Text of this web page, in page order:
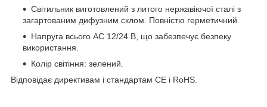
Світильник виготовлений з литого нержавіючої сталі з
загартованим дифузним склом. Повністю герметичний.
Напруга всього АС 12/24 В, що забезпечує безпеку
використання.
Колір світіння: зелений.
Відповідає директивам і стандартам CE і RoHS.